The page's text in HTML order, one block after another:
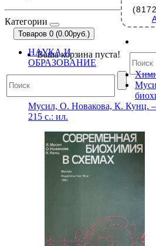
Категории
Товаров 0 (0.00руб.)
Ваша корзина пуста!
НАУКА И
ОБРАЗОВАНИЕ
Мусил, О. Новакова, К. Кунц.
215 с.: ил.